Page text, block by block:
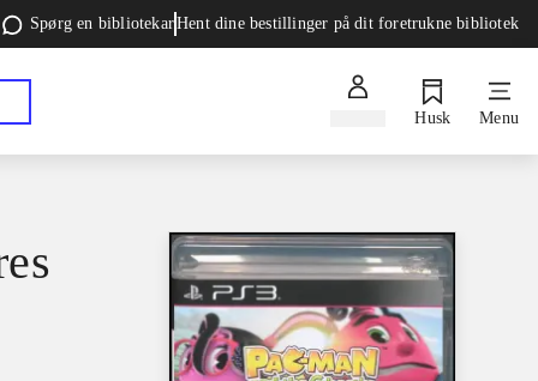
Spørg en bibliotekarHent dine bestillinger på dit foretrukne bibliotek
Husk Menu